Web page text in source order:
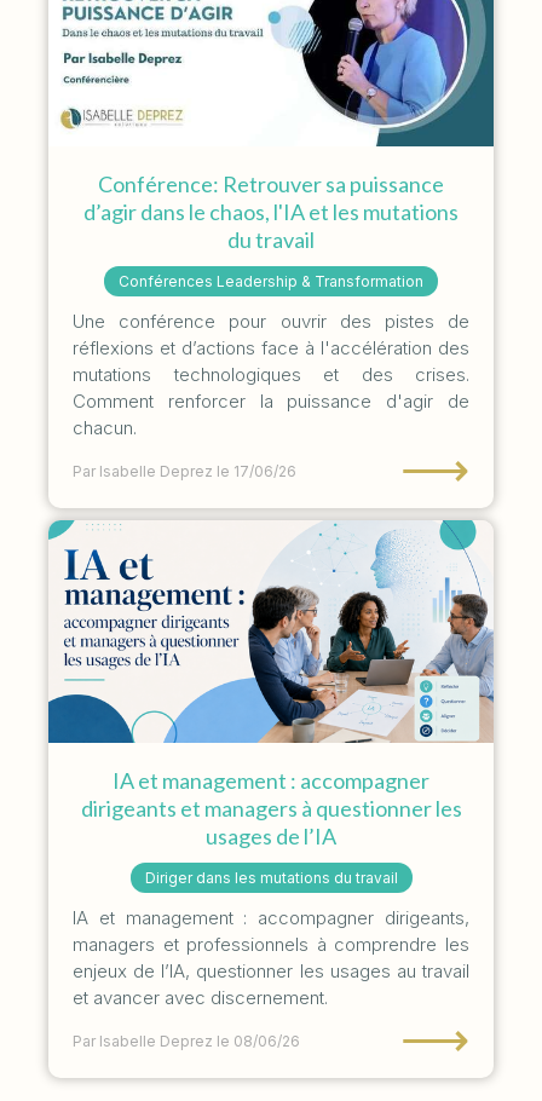
Conférence: Retrouver sa puissance
d’agir dans le chaos, l'IA et les mutations
du travail
Conférences Leadership & Transformation
Une conférence pour ouvrir des pistes de
réflexions et d’actions face à l'accélération des
mutations technologiques et des crises.
Comment renforcer la puissance d'agir de
chacun.
Par Isabelle Deprez le 17/06/26 ⟶
IA et management : accompagner
dirigeants et managers à questionner les
usages de l’IA
Diriger dans les mutations du travail
IA et management : accompagner dirigeants,
managers et professionnels à comprendre les
enjeux de l’IA, questionner les usages au travail
et avancer avec discernement.
Par Isabelle Deprez le 08/06/26 ⟶